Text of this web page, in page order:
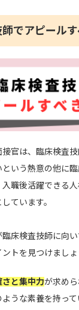
師でアピール
官は、臨床検査
いう熱意の他に
職後活躍できる
ています。
床検査技師に向
トを見つけましょ
さと集中力が求め
うな素養を持って